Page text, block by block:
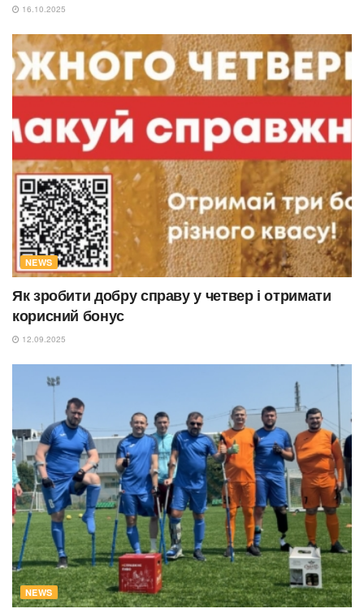
16.10.2025
NEWS
Як зробити добру справу у четвер і отримати
корисний бонус
12.09.2025
NEWS